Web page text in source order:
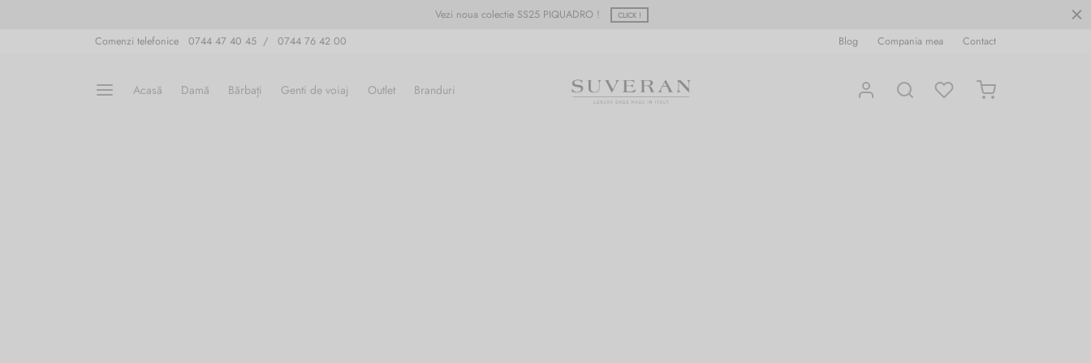
Vezi noua colectie SS25 PIQUADRO ! CLICK !
Comenzi telefonice 0744 47 40 45 / 0744 76 42 00 Blog Compania mea Contact
Acasă Damă Bărbați Genti de voiaj Outlet Branduri